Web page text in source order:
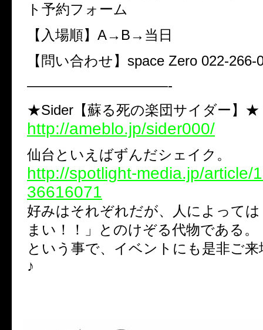
ト予約フォーム
【入場順】A→B→当日
【問い合わせ】space Zero 022-266-
——————————-
★Sider【蘇る死の楽団サイダー】★
http://ameblo.jp/sider000/
仙台といえばずんだシェイク。
http://spotlight-media.jp/article/
36616071
好みはそれぞれだが、人によって
まい！！」とのけぞる代物である。
という事で、イベントにも是非ご
♪